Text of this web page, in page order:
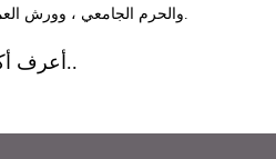
والحرم الجامعي ، وورش العمل ، ووحدات التصنيع.
أعرف أكثر..